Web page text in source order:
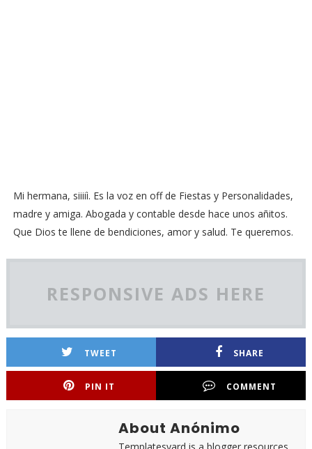
Mi hermana, siiiiì. Es la voz en off de Fiestas y Personalidades,
madre y amiga. Abogada y contable desde hace unos añitos.
Que Dios te llene de bendiciones, amor y salud. Te queremos.
RESPONSIVE ADS HERE
TWEET SHARE
PIN IT COMMENT
About Anónimo